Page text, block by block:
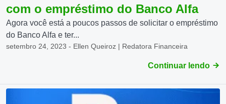
com o empréstimo do Banco Alfa
Agora você está a poucos passos de solicitar o empréstimo
do Banco Alfa e ter...
setembro 24, 2023 - Ellen Queiroz | Redatora Financeira
Continuar lendo